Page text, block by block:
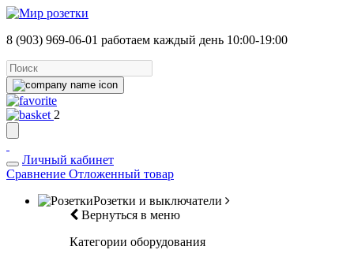
8 (903) 969-06-01 работаем каждый день 10:00-19:00
2
Личный кабинет
Сравнение Отложенный товар
Розетки и выключатели
Вернуться в меню
Категории оборудования